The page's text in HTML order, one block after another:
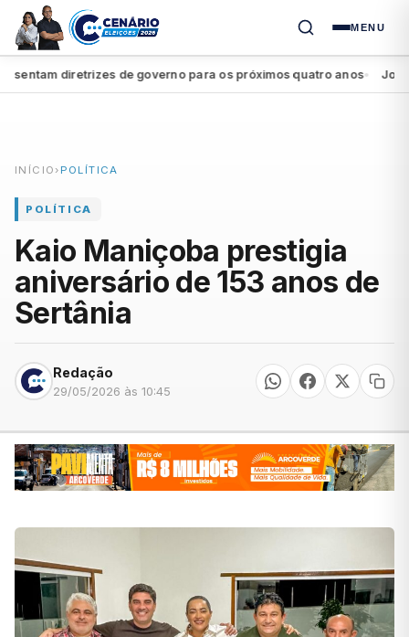
MENU
diretrizes de governo para os próximos quatro anos● João
INÍCIO › POLÍTICA
POLÍTICA
Kaio Maniçoba prestigia
aniversário de 153 anos de
Sertânia
Redação
29/05/2026 às 10:45